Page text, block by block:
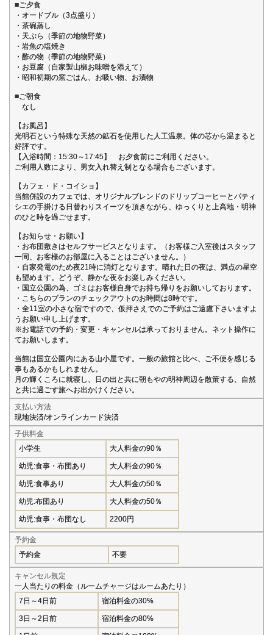
■ご夕食
・オードブル（3点盛り）
・茶碗蒸し
・天ぷら（季節の地物野菜）
・岩魚の塩焼き
・酢の物（季節の地物野菜）
・お豆腐（自家製山椒お味噌を添えて）
・昭和初期の窯ごはん、お吸い物、お漬物
■ご朝食
なし
【お風呂】
光明石という特殊な天然の鉱石を使用した人工温泉。体の芯から温まると
好評です。
【入浴時間：15:30～17:45】 お夕食前にご利用ください。
ご利用人数により、男女入れ替え制となる場合もございます。
【カフェ・ド・コイショ】
当館併設のカフェでは、オリジナルブレンドのドリップコーヒーとパティ
シエの手掛ける日替わりスイーツを頂きながら、ゆっくりと上高地・明神
のひと時を過ごせます。
【お知らせ・お願い】
・お布団敷きはセルフサービスとなります。（お客様ご入室後はスタッフ
一同、お客様のお部屋に入ることはございません。）
・自家発電のため夜21時に消灯となります。晴れた日の夜は、満点の星空
も望めます。どうぞ、静かな夜をお楽しみください。
・国立公園の為、ゴミはお客様自身でお持ち帰りをお願いしております。
・こちらのプランのチェックアウトのお時間は8時です。
・全11室の小さな宿ですので、仮押さえでのご予約はご遠慮下さいますよ
うお願い申し上げます。
※お電話での予約・変更・キャンセルは承っておりません。ネット操作に
てお願いします。
当館は国立公園内にある山小屋です。一般の旅館と比べ、ご不便を感じる
事もあるかもしれません。
月の輝くころに就寝し、日の出と共に朝もやの明神周辺を散策する、自然
と共に過ごす旅へお出かけください。
支払い方法
現地決済/オンラインカード決済
子供料金
小学生
大人料金の90％
幼児:食事・布団あり 大人料金の90％
幼児:食事あり 大人料金の50％
幼児:布団あり 大人料金の50％
幼児:食事・布団なし 2200円
予約金
予約金
不要
キャンセル規定
一人当たりの料金（ルームチャージはルームあたり）
7日～4日前
宿泊料金の30%
3日～2日前 宿泊料金の80%